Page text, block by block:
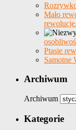
Mało
Ptasie
Samotne
Archiwum
Archiwum
Kategorie